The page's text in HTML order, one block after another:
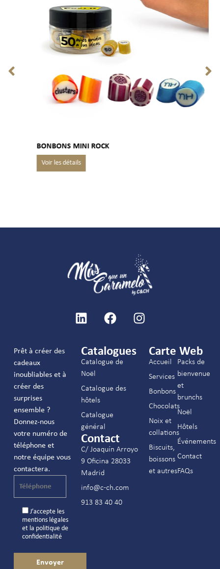
BONBONS MINI ROCK
Prêt à créer des
cadeaux
inoubliables et à
créer des
surprises
ensemble ?
Donnez-nous
votre numéro de
téléphone et
notre équipe vous
contactera.
J’accepte les
mentions légales
et la politique de
confidentialité
Catalogues
Catalogue de
Noël
Catalogue des
hôtels
Catalogue
général
Contact
C/ Joaquín Arroyo
9 Oficina 28033
Madrid
info@c-ch.com
913 83 40 40
Carte Web
Accueil
Services
Bonbons
Chocolats
Noix et
collations
Biscuits,
boissons
et autres
Packs de
bienvenue
et
brunchs
Noël
Hôtels
Événements
Contact
FAQs